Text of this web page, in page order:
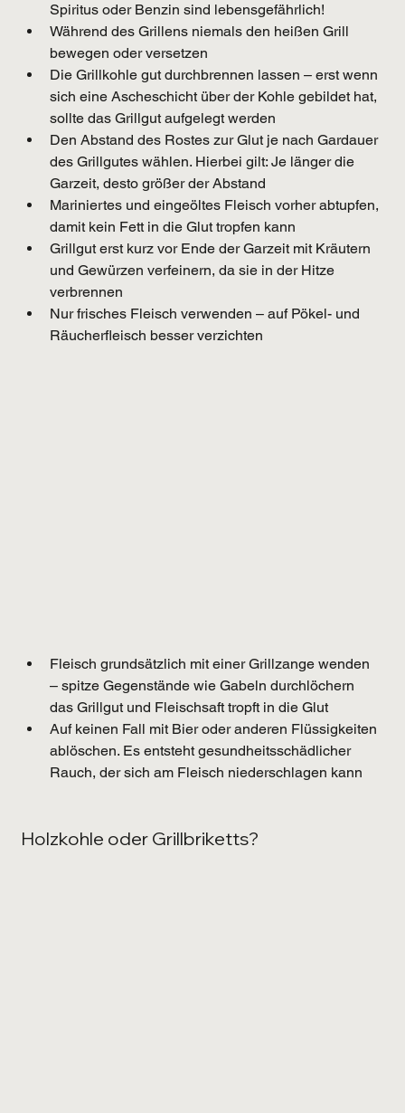
Spiritus oder Benzin sind lebensgefährlich!
Während des Grillens niemals den heißen Grill
bewegen oder versetzen
Die Grillkohle gut durchbrennen lassen – erst wenn
sich eine Ascheschicht über der Kohle gebildet hat,
sollte das Grillgut aufgelegt werden
Den Abstand des Rostes zur Glut je nach Gardauer
des Grillgutes wählen. Hierbei gilt: Je länger die
Garzeit, desto größer der Abstand
Mariniertes und eingeöltes Fleisch vorher abtupfen,
damit kein Fett in die Glut tropfen kann
Grillgut erst kurz vor Ende der Garzeit mit Kräutern
und Gewürzen verfeinern, da sie in der Hitze
verbrennen
Nur frisches Fleisch verwenden – auf Pökel- und
Räucherfleisch besser verzichten
Fleisch grundsätzlich mit einer Grillzange wenden
– spitze Gegenstände wie Gabeln durchlöchern
das Grillgut und Fleischsaft tropft in die Glut
Auf keinen Fall mit Bier oder anderen Flüssigkeiten
ablöschen. Es entsteht gesundheitsschädlicher
Rauch, der sich am Fleisch niederschlagen kann
Holzkohle oder Grillbriketts?